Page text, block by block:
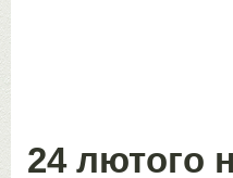
24 лютого